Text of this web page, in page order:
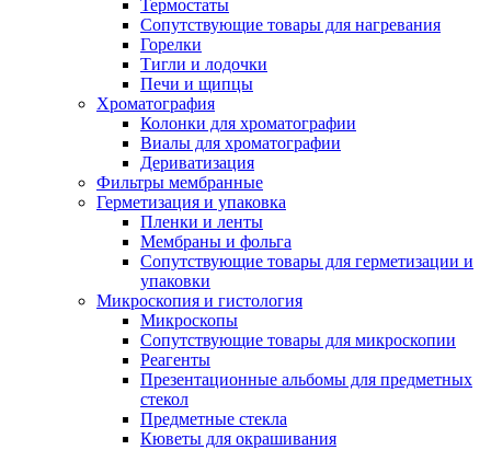
Термостаты
Сопутствующие товары для нагревания
Горелки
Тигли и лодочки
Печи и щипцы
Хроматография
Колонки для хроматографии
Виалы для хроматографии
Дериватизация
Фильтры мембранные
Герметизация и упаковка
Пленки и ленты
Мембраны и фольга
Сопутствующие товары для герметизации и
упаковки
Микроскопия и гистология
Микроскопы
Сопутствующие товары для микроскопии
Реагенты
Презентационные альбомы для предметных
стекол
Предметные стекла
Кюветы для окрашивания